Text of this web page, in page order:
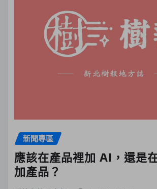
新聞專區
應該在產品裡加 AI，還是
加產品？